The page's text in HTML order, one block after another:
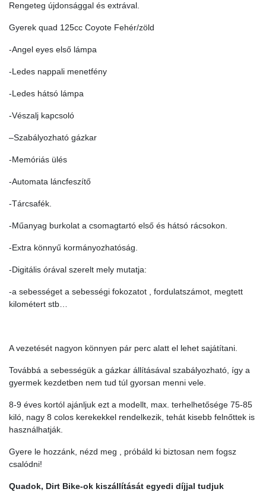
Rengeteg újdonsággal és extrával.
Gyerek quad 125cc Coyote Fehér/zöld
-Angel eyes első lámpa
-Ledes nappali menetfény
-Ledes hátsó lámpa
-Vészalj kapcsoló
–Szabályozható gázkar
-Memóriás ülés
-Automata láncfeszítő
-Tárcsafék.
-Műanyag burkolat a csomagtartó első és hátsó rácsokon.
-Extra könnyű kormányozhatóság.
-Digitális órával szerelt mely mutatja:
-a sebességet a sebességi fokozatot , fordulatszámot, megtett
kilométert stb…
A vezetését nagyon könnyen pár perc alatt el lehet sajátítani.
Továbbá a sebességük a gázkar állításával szabályozható, így a
gyermek kezdetben nem tud túl gyorsan menni vele.
8-9 éves kortól ajánljuk ezt a modellt, max. terhelhetősége 75-85
kiló, nagy 8 colos kerekekkel rendelkezik, tehát kisebb felnőttek is
használhatják.
Gyere le hozzánk, nézd meg , próbáld ki biztosan nem fogsz
csalódni!
Quadok, Dirt Bike-ok kiszállítását egyedi díjjal tudjuk